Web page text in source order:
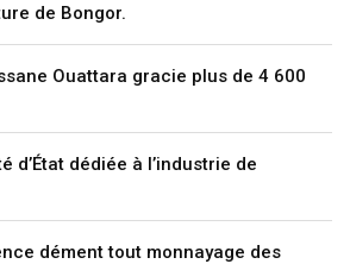
de Bongor.
Ouattara gracie plus de 4 600
d’État dédiée à l’industrie de
dément tout monnayage des